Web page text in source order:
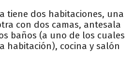
tiene dos habitaciones, una
con dos camas, antesala
baños (a uno de los cuales
habitación), cocina y salón